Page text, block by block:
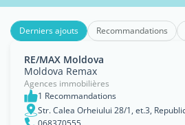
Derniers ajouts Recommandations
RE/MAX Moldova
Moldova Remax
Agences immobilières
1 Recommandations